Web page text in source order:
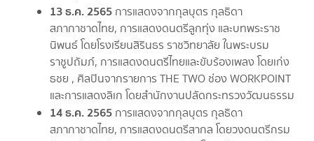
13 ธ.ค. 2565 การแสดงจากกุลบุตร กุลธิดา
สภากาชาดไทย, การแสดงดนตรีลูกทุ่ง และบทพระราช
นิพนธ์ โดยโรงเรียนสิรินธร ราชวิทยาลัย ในพระบรม
ราชูปถัมภ์, การแสดงดนตรีไทยและขับร้องเพลง โดยเก่ง
ธชย , ศิลปินจากรายการ THE TWO ช่อง WORKPOINT
และการแสดงลิเก โดยสำนักงานปลัดกระทรวงวัฒนธรรม
14 ธ.ค. 2565 การแสดงจากกุลบุตร กุลธิดา
สภากาชาดไทย, การแสดงดนตรีสากล โดยวงดนตรีกรม